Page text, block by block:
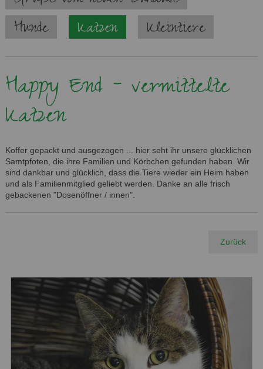
Hunde
Katzen Kleintiere
Happy End - vermittelte
Katzen
Koffer gepackt und ausgezogen ... hier seht ihr unsere glücklichen
Samtpfoten, die ihre Familien und Körbchen gefunden haben. Wir
sind dankbar und glücklich, dass die Tiere wieder ein Heim haben
und als Familienmitglied geliebt werden. Danke an alle frisch
gebackenen "Dosenöffner / innen".
Zurück